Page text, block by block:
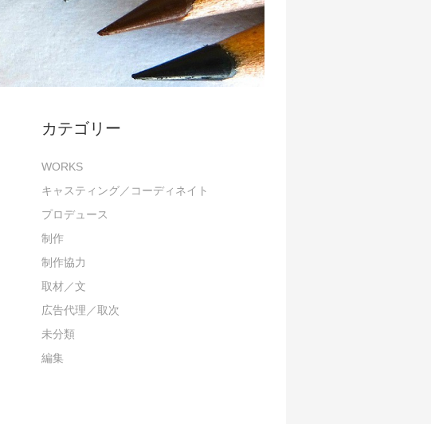
カテゴリー
WORKS
キャスティング／コーディネイト
プロデュース
制作
制作協力
取材／文
広告代理／取次
未分類
編集